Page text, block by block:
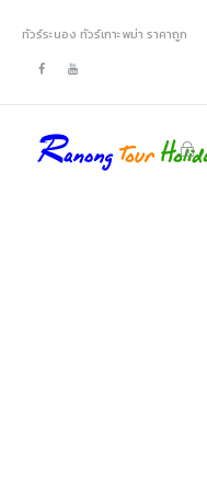
ทัวร์ระนอง ทัวร์เกาะพม่า ราคาถูก